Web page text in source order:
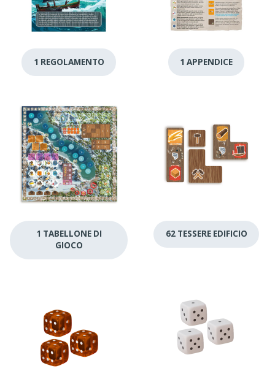
1 REGOLAMENTO 1 APPENDICE
1 TABELLONE DI
GIOCO
62 TESSERE EDIFICIO